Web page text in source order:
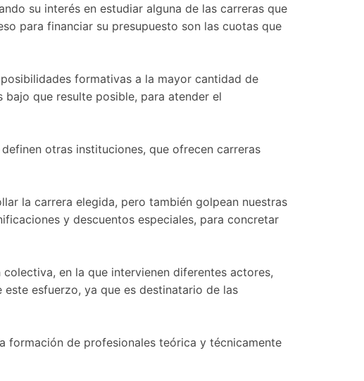
su interés en estudiar alguna de las carreras que
para financiar su presupuesto son las cuotas que
formativas a la mayor cantidad de
que resulte posible, para atender el
otras instituciones, que ofrecen carreras
la carrera elegida, pero también golpean nuestras
y descuentos especiales, para concretar
en la que intervienen diferentes actores,
esfuerzo, ya que es destinatario de las
formación de profesionales teórica y técnicamente